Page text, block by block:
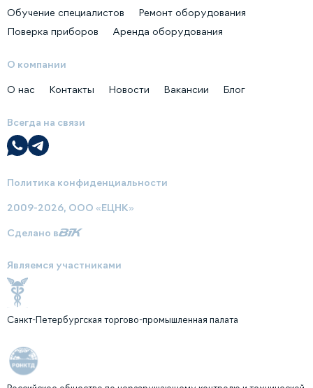
Обучение специалистов
Ремонт оборудования
Поверка приборов
Аренда оборудования
О компании
О нас Контакты Новости Вакансии Блог
Всегда на связи
Политика конфиденциальности
2009-2026, ООО «ЕЦНК»
Сделано в
Являемся участниками
Санкт-Петербургская торгово-промышленная палата